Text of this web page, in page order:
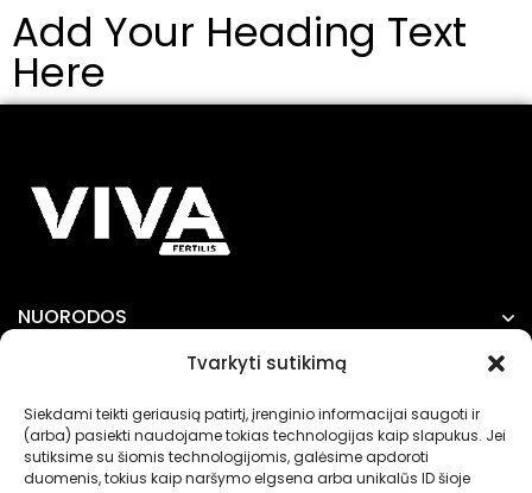
Tvarkyti sutikimą
Siekdami teikti geriausią patirtį, įrenginio informacijai saugoti ir
(arba) pasiekti naudojame tokias technologijas kaip slapukus. Jei
sutiksime su šiomis technologijomis, galėsime apdoroti
duomenis, tokius kaip naršymo elgsena arba unikalūs ID šioje
dabar ir
sodininkams
Add Your Heading Text
Here
NUORODOS
INFORMACIJA